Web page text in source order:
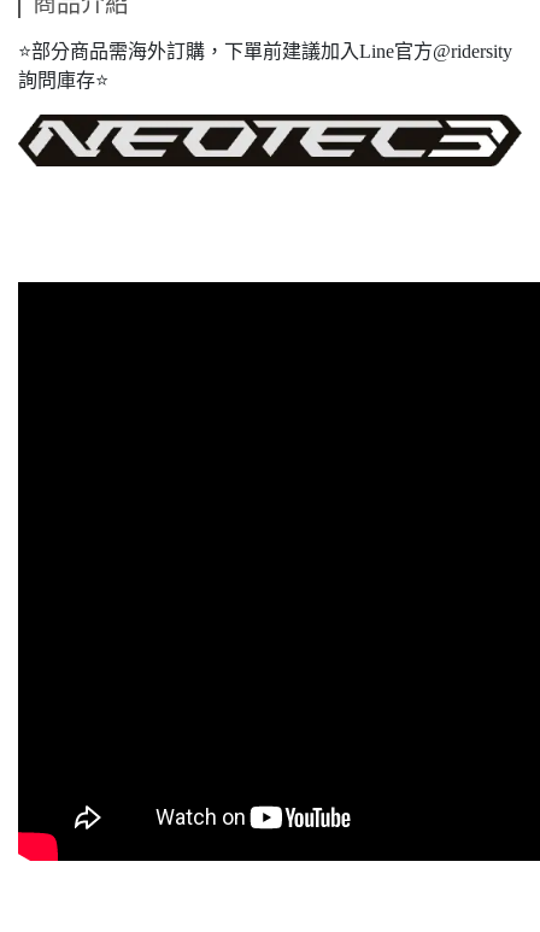
⭐️部分商品需海外訂購，下單前建議加入Line官方@ridersity
詢問庫存⭐️